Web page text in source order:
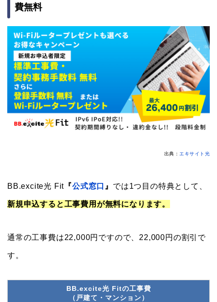
費無料
出典： エキサイト光
BB.excite光 Fit 『公式窓口 』 では1つ目の特典として、
新規申込すると工事費用が無料になります。
通常の工事費は22,000円ですので、22,000円の割引で
す。
BB.excite光 Fitの工事費
（戸建て・マンション）